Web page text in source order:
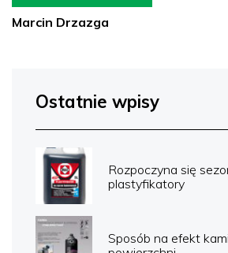
Marcin Drzazga
Ostatnie wpisy
Rozpoczyna się
plastyfikatory
Sposób na efekt